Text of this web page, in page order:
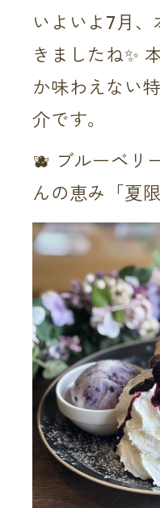
いよいよ7月、
きましたね✨
か味わえない
介です。
🫐 ブルーベリ
んの恵み「夏